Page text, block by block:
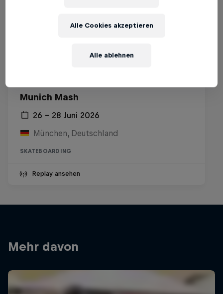
Munich Mash
26 – 28 Juni 2026
München, Deutschland
SKATEBOARDING
Replay ansehen
Mehr davon
Alle ablehnen
Alle Cookies akzeptieren